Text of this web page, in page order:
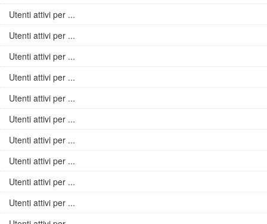
Utenti attivi per ...
Utenti attivi per ...
Utenti attivi per ...
Utenti attivi per ...
Utenti attivi per ...
Utenti attivi per ...
Utenti attivi per ...
Utenti attivi per ...
Utenti attivi per ...
Utenti attivi per ...